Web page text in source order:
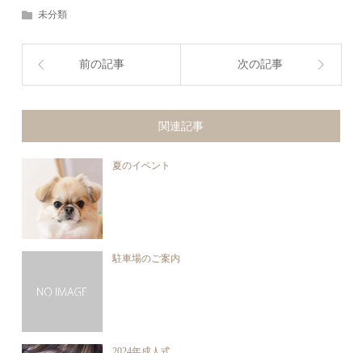
未分類
前の記事 次の記事
関連記事
夏のイベント
駐車場のご案内